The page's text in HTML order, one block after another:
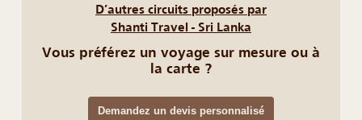
D’autres circuits proposés par
Shanti Travel - Sri Lanka
Vous préférez un voyage sur mesure ou à
la carte ?
Demandez un devis personnalisé